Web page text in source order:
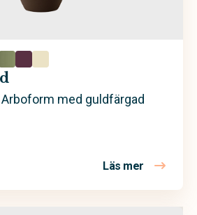
Arboform med guldfärgad
Läs mer om